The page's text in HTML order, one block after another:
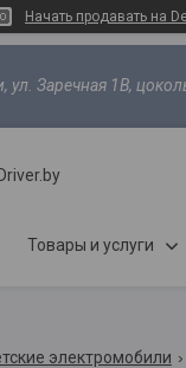
Начать продавать на
ул. Заречная 1В,
Товары и услуги
электромобили